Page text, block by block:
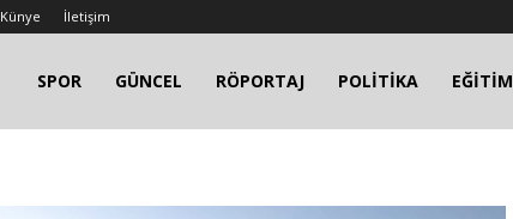
Künye İletişim
SPOR GÜNCEL RÖPORTAJ POLİTİKA EĞİTİM